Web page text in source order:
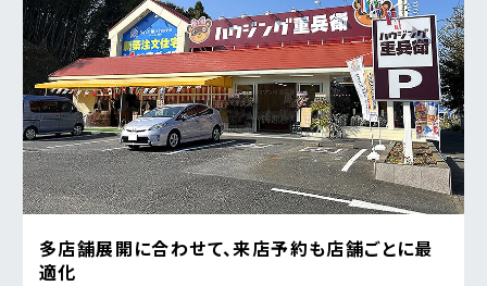
多店舗展開に合わせて、来店予約も店舗ごとに最
適化